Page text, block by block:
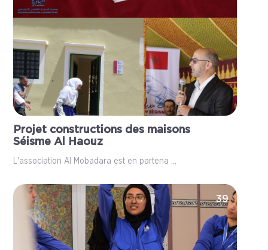
Projet constructions des maisons
Séisme Al Haouz
L'association Al Mobadara est en partena ...
39